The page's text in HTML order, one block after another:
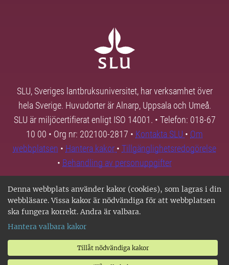
Denna webbplats använder kakor (cookies), som lagras i din
webbläsare. Vissa kakor är nödvändiga för att webbplatsen
ska fungera korrekt. Andra är valbara.
Hantera valbara kakor
Tillåt nödvändiga kakor
SLU, Sveriges lantbruksuniversitet, har verksamhet över
hela Sverige. Huvudorter är Alnarp, Uppsala och Umeå.
SLU är miljöcertifierat enligt ISO 14001. • Telefon: 018-67
10 00 • Org nr: 202100-2817 • Kontakta SLU • Om
webbplatsen • Hantera kakor • Tillgänglighetsredogörelse
• Behandling av personuppgifter